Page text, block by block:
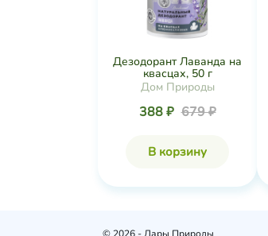
Дезодорант Лаванда на
квасцах, 50 г
Дом Природы
388 ₽ 679 ₽
В корзину